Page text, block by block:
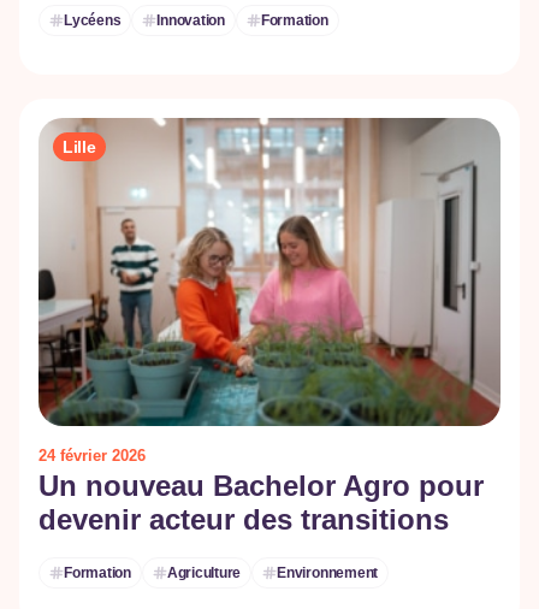
Lycéens Innovation Formation
Lille
24 février 2026
Un nouveau Bachelor Agro pour
devenir acteur des transitions
Formation Agriculture Environnement